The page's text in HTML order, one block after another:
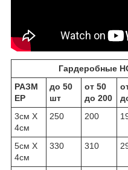
Гардеробные
РАЗМ
ЕР
до 50
шт
от 50
до 200
3см Х
4см
250 200
5см Х
4см
330 310